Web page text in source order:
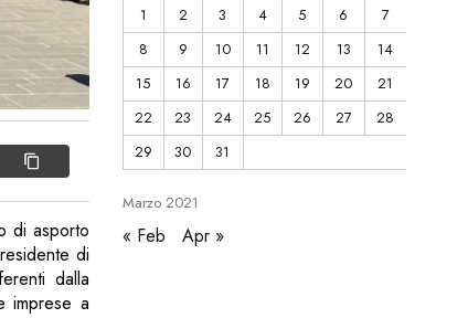
di asporto
di
dalla
imprese a
Marzo2021
1
2 3 4 5 6
7
8
9 10 11 12 13
14
15
16 17 18 19 20
21
22
23 24 25 26 27
28
29
30 31
« Feb Apr »